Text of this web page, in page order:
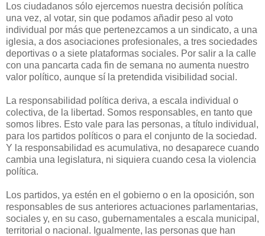
Los ciudadanos sólo ejercemos nuestra decisión política
una vez, al votar, sin que podamos añadir peso al voto
individual por más que pertenezcamos a un sindicato, a una
iglesia, a dos asociaciones profesionales, a tres sociedades
deportivas o a siete plataformas sociales. Por salir a la calle
con una pancarta cada fin de semana no aumenta nuestro
valor político, aunque sí la pretendida visibilidad social.
La responsabilidad política deriva, a escala individual o
colectiva, de la libertad. Somos responsables, en tanto que
somos libres. Esto vale para las personas, a título individual,
para los partidos políticos o para el conjunto de la sociedad.
Y la responsabilidad es acumulativa, no desaparece cuando
cambia una legislatura, ni siquiera cuando cesa la violencia
política.
Los partidos, ya estén en el gobierno o en la oposición, son
responsables de sus anteriores actuaciones parlamentarias,
sociales y, en su caso, gubernamentales a escala municipal,
territorial o nacional. Igualmente, las personas que han